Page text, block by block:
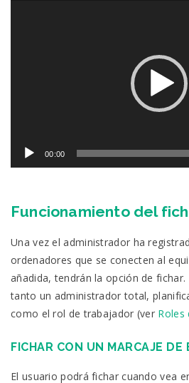
00:00
Funcionamiento del
Una vez el administrador ha
ordenadores que se conecten al
añadida, tendrán la opción de
tanto un administrador total,
como el rol de trabajador (ver Roles
FICHAR CON UN MARCAJE DE
El usuario podrá fichar cuando vea